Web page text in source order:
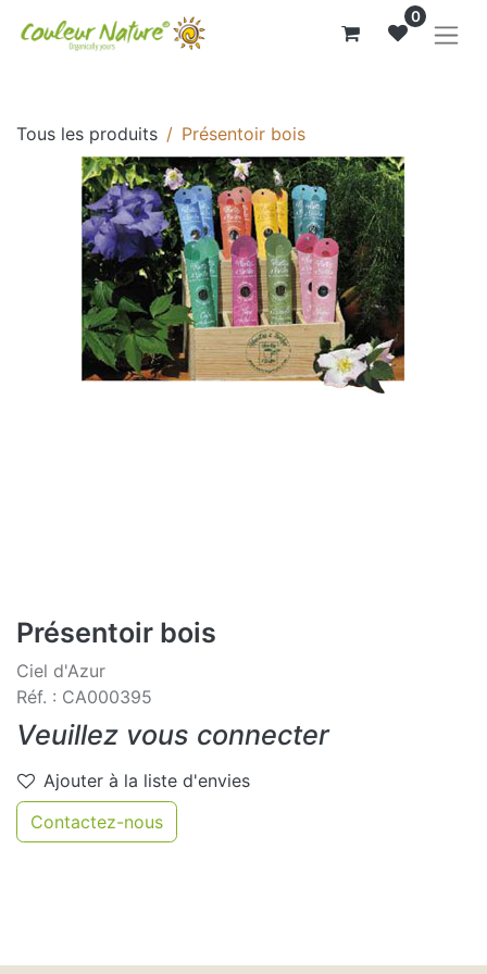
0
Tous les produits Présentoir bois
Présentoir bois
Ciel d'Azur
Réf. : CA000395
Veuillez vous connecter
Ajouter à la liste d'envies
Contactez-nous